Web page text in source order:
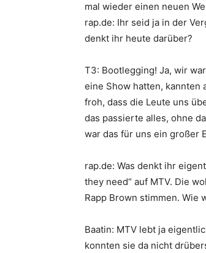
mal wieder einen neuen
rap.de: Ihr seid ja in der
denkt ihr heute darüber?
T3: Bootlegging! Ja, wir
eine Show hatten, kannten
froh, dass die Leute uns
das passierte alles, ohne
war das für uns ein großer
rap.de: Was denkt ihr
they need“ auf MTV. Die
Rapp Brown stimmen. Wie
Baatin: MTV lebt ja
konnten sie da nicht